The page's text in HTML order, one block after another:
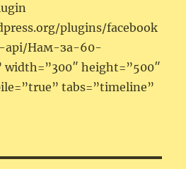
plugins/facebook
api/Нам-за-60-
width=”300″ height=”500″
tabs=”timeline”